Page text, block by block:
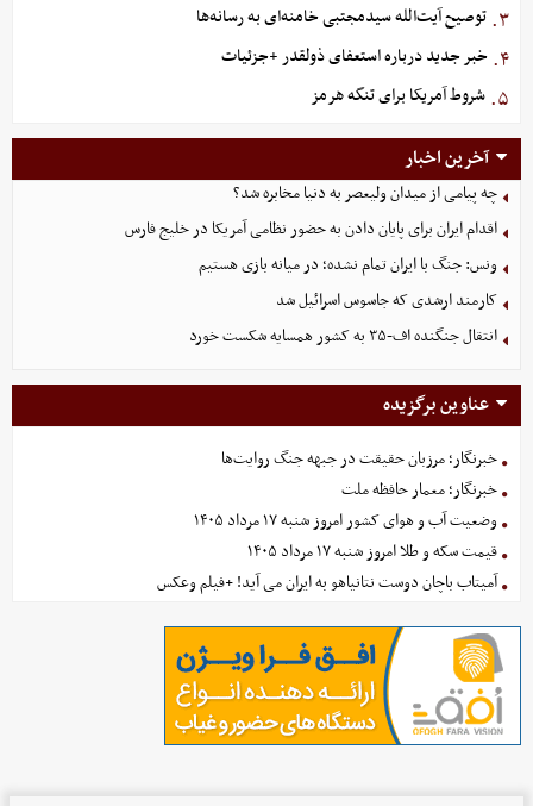
۳. توصیح آیت‌الله سیدمجتبی خامنه‌ای به رسانه‌ها
۴. خبر جدید درباره استعفای ذولقدر +جزئیات
۵. شروط آمریکا برای تنگه هرمز
آخرین اخبار
چه پیامی از میدان ولیعصر به دنیا مخابره شد؟
اقدام ایران برای پایان دادن به حضور نظامی آمریکا در خلیج فارس
ونس: جنگ با ایران تمام نشده؛ در میانه بازی هستیم
کارمند ارشدی که جاسوس اسرائیل شد
انتقال جنگنده اف-۳۵ به کشور همسایه شکست خورد
عناوین برگزیده
خبرنگار؛ مرزبان حقیقت در جبهه جنگ روایت‌ها
خبرنگار؛ معمار حافظه ملت
وضعیت آب و هوای کشور امروز شنبه ۱۷ مرداد ۱۴۰۵
قیمت سکه و طلا امروز شنبه ۱۷ مرداد ۱۴۰۵
آمیتاب باچان دوست نتانیاهو به ایران می آید! +فیلم وعکس